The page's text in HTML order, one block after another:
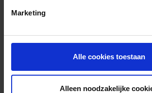
Marketing
Alle cookies toestaan
Alleen noodzakelijke